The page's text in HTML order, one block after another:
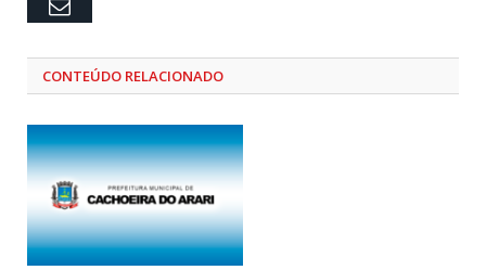
Email
CONTEÚDO RELACIONADO